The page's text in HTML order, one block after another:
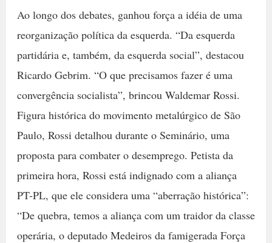
Ao longo dos debates, ganhou força a idéia de uma
reorganização política da esquerda. “Da esquerda
partidária e, também, da esquerda social”, destacou
Ricardo Gebrim. “O que precisamos fazer é uma
convergência socialista”, brincou Waldemar Rossi.
Figura histórica do movimento metalúrgico de São
Paulo, Rossi detalhou durante o Seminário, uma
proposta para combater o desemprego. Petista da
primeira hora, Rossi está indignado com a aliança
PT-PL, que ele considera uma “aberração histórica”:
“De quebra, temos a aliança com um traidor da classe
operária, o deputado Medeiros da famigerada Força